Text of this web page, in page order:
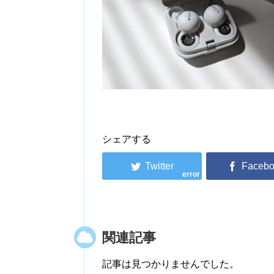
シェアする
error
関連記事
記事は見つかりませんでした。